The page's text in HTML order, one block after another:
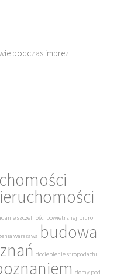
podczas imprez
szczelności powietrznej biuro
warszawa budowa
docieplenie stropodachu
domy pod